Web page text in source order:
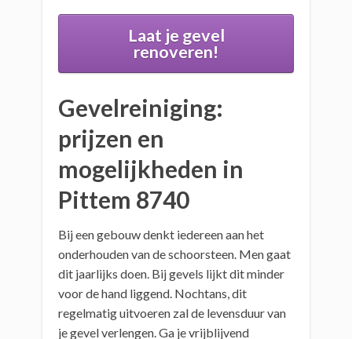
Laat je gevel
renoveren!
Gevelreiniging:
prijzen en
mogelijkheden in
Pittem 8740
Bij een gebouw denkt iedereen aan het
onderhouden van de schoorsteen. Men gaat
dit jaarlijks doen. Bij gevels lijkt dit minder
voor de hand liggend. Nochtans, dit
regelmatig uitvoeren zal de levensduur van
je gevel verlengen. Ga je vrijblijvend